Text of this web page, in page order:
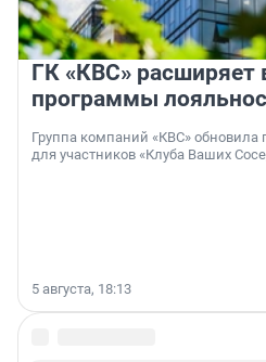
ГК «КВС» расширяет
программы
Группа компаний «КВС» обновила
для участников «Клуба Ваших
5 августа, 18:13